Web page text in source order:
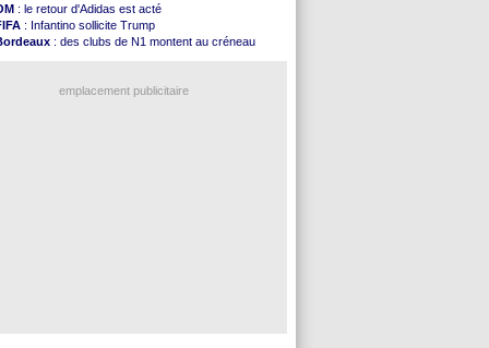
Voir les brèves précédentes
: le retour d'Adidas est acté
: Infantino sollicite Trump
: des clubs de N1 montent au créneau
emplacement publicitaire